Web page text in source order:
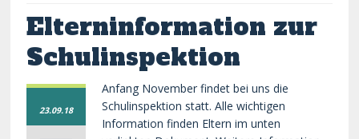
Elterninformation zur
Schulinspektion
23.09.18
Anfang November findet bei uns die
Schulinspektion statt. Alle wichtigen
Information finden Eltern im unten